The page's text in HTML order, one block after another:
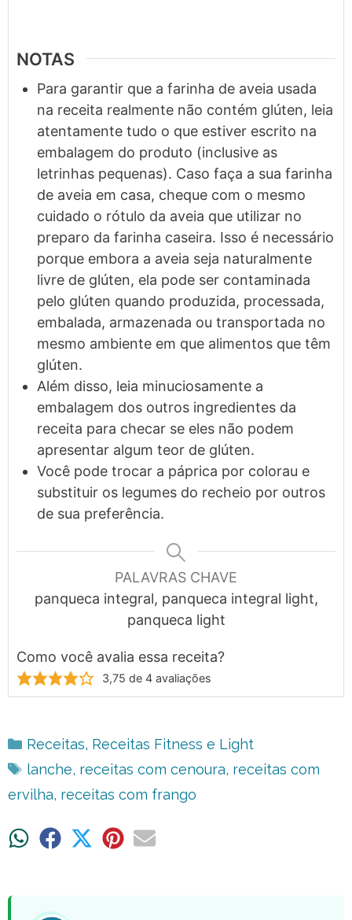
NOTAS
Para garantir que a farinha de aveia usada
na receita realmente não contém glúten, leia
atentamente tudo o que estiver escrito na
embalagem do produto (inclusive as
letrinhas pequenas). Caso faça a sua farinha
de aveia em casa, cheque com o mesmo
cuidado o rótulo da aveia que utilizar no
preparo da farinha caseira. Isso é necessário
porque embora a aveia seja naturalmente
livre de glúten, ela pode ser contaminada
pelo glúten quando produzida, processada,
embalada, armazenada ou transportada no
mesmo ambiente em que alimentos que têm
glúten.
Além disso, leia minuciosamente a
embalagem dos outros ingredientes da
receita para checar se eles não podem
apresentar algum teor de glúten.
Você pode trocar a páprica por colorau e
substituir os legumes do recheio por outros
de sua preferência.
PALAVRAS CHAVE
panqueca integral, panqueca integral light,
panqueca light
Como você avalia essa receita?
3,75 de 4avaliações
Categorias
Receitas, Receitas Fitness e Light
Tags
lanche, receitas com cenoura, receitas com
ervilha, receitas com frango
ShareShare ShareShareShare